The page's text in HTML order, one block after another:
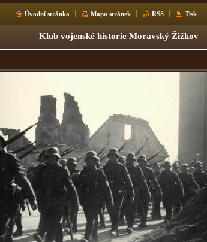
Úvodní stránka Mapa stránek RSS Tisk
Klub vojenské historie Moravský Žižkov